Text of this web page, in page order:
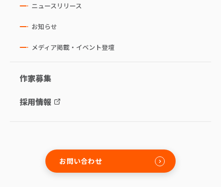
ニュースリリース
お知らせ
メディア掲載・イベント登壇
作家募集
採用情報
お問い合わせ